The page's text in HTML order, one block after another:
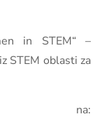
in STEM“ –
STEM oblasti za
na: